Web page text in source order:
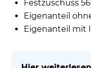
Festzuschuss
Eigenanteil
Eigenanteil mit